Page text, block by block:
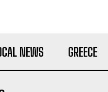
NEWS GREECE